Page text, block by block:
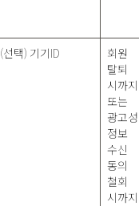
(선택) 기기ID
회원
탈퇴
시까지
또는
광고성
정보
수신
동의
철회
시까지